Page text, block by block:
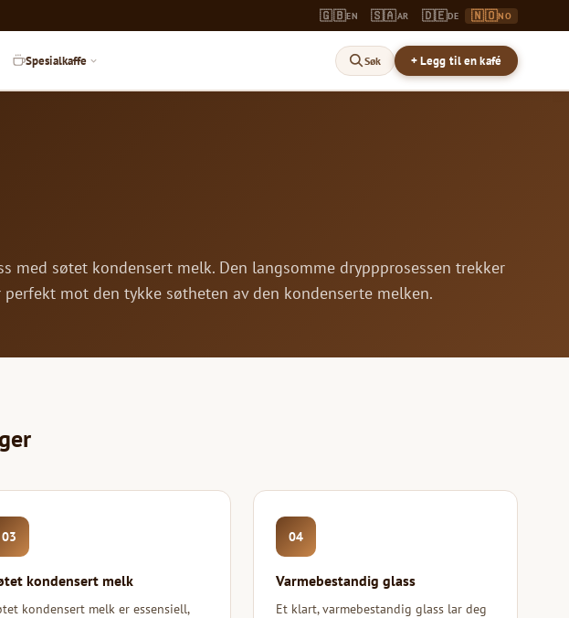
🇬🇧EN 🇸🇦AR 🇩🇪DE 🇳🇴NO
Spesialkaffe Søk + Legg til en kafé
søtet kondensert melk. Den langsomme dryppprosessen trekker
mot den tykke søtheten av den kondenserte melken.
03
kondensert melk
kondensert melk er essensiell,
04
Varmebestandig glass
Et klart, varmebestandig glass lar deg